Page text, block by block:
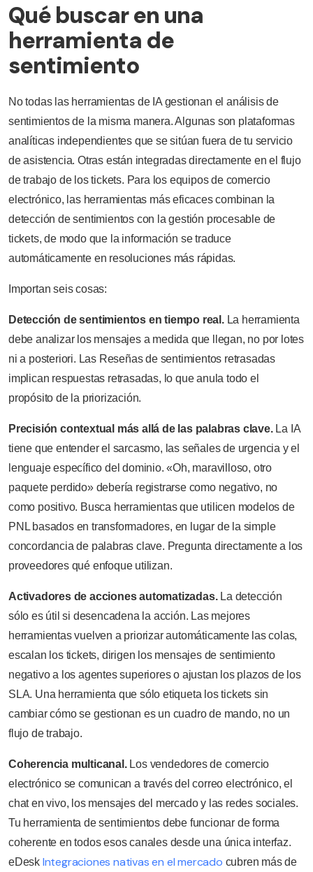
Qué buscar en una
herramienta de
sentimiento
No todas las herramientas de IA gestionan el análisis de
sentimientos de la misma manera. Algunas son plataformas
analíticas independientes que se sitúan fuera de tu servicio
de asistencia. Otras están integradas directamente en el flujo
de trabajo de los tickets. Para los equipos de comercio
electrónico, las herramientas más eficaces combinan la
detección de sentimientos con la gestión procesable de
tickets, de modo que la información se traduce
automáticamente en resoluciones más rápidas.
Importan seis cosas:
Detección de sentimientos en tiempo real.La herramienta
debe analizar los mensajes a medida que llegan, no por lotes
ni a posteriori. Las Reseñas de sentimientos retrasadas
implican respuestas retrasadas, lo que anula todo el
propósito de la priorización.
Precisión contextual más allá de las palabras clave.La IA
tiene que entender el sarcasmo, las señales de urgencia y el
lenguaje específico del dominio. «Oh, maravilloso, otro
paquete perdido» debería registrarse como negativo, no
como positivo. Busca herramientas que utilicen modelos de
PNL basados en transformadores, en lugar de la simple
concordancia de palabras clave. Pregunta directamente a los
proveedores qué enfoque utilizan.
Activadores de acciones automatizadas.La detección
sólo es útil si desencadena la acción. Las mejores
herramientas vuelven a priorizar automáticamente las colas,
escalan los tickets, dirigen los mensajes de sentimiento
negativo a los agentes superiores o ajustan los plazos de los
SLA. Una herramienta que sólo etiqueta los tickets sin
cambiar cómo se gestionan es un cuadro de mando, no un
flujo de trabajo.
Coherencia multicanal.Los vendedores de comercio
electrónico se comunican a través del correo electrónico, el
chat en vivo, los mensajes del mercado y las redes sociales.
Tu herramienta de sentimientos debe funcionar de forma
coherente en todos esos canales desde una única interfaz.
eDesk Integraciones nativas en el mercado cubren más de